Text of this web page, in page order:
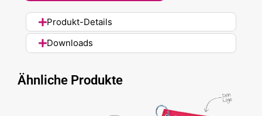
Produkt-Details
Downloads
Ähnliche Produkte